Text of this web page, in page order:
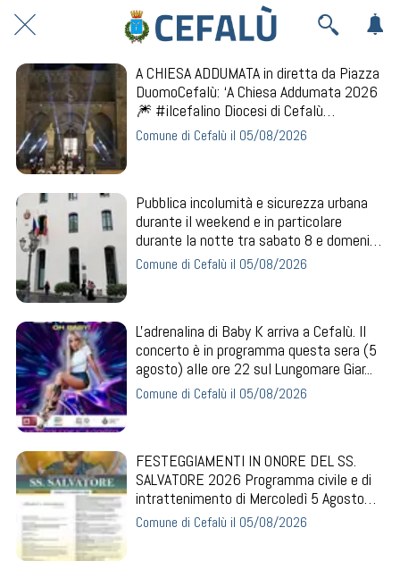
A CHIESA ADDUMATA in diretta da Piazza
DuomoCefalù: ‘A Chiesa Addumata 2026
🎆 #ilcefalino Diocesi di Cefalù
Parrocchia...
Comune di Cefalù il 05/08/2026
Pubblica incolumità e sicurezza urbana
durante il weekend e in particolare
durante la notte tra sabato 8 e domenica
9 ag...
Comune di Cefalù il 05/08/2026
L'adrenalina di Baby K arriva a Cefalù. Il
concerto è in programma questa sera (5
agosto) alle ore 22 sul Lungomare Giar...
Comune di Cefalù il 05/08/2026
FESTEGGIAMENTI IN ONORE DEL SS.
SALVATORE 2026 Programma civile e di
intrattenimento di Mercoledì 5 Agosto
Ore 09:00
Comune di Cefalù il 05/08/2026